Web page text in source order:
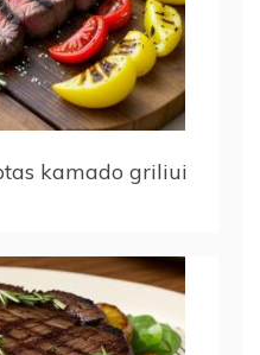
kamado griliui